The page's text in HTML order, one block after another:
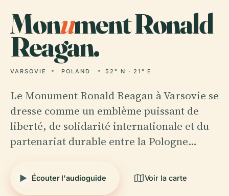
Monument Ronald
Reagan.
VARSOVIE POLAND 52° N · 21° E
Le Monument Ronald Reagan à Varsovie se
dresse comme un emblème puissant de
liberté, de solidarité internationale et du
partenariat durable entre la Pologne…
Écouter l'audioguide Voir la carte